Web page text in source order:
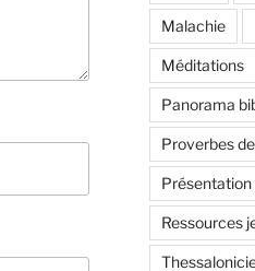
Malachie
Méditations
Panorama
Proverbes
Présentation
Ressources